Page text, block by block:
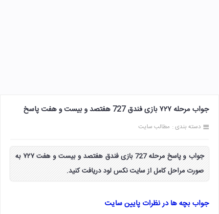
جواب مرحله ۷۲۷ بازی فندق 727 هفتصد و بیست و هفت پاسخ
دسته بندی : مطالب سایت
جواب و پاسخ مرحله 727 بازی فندق هفتصد و بیست و هفت ۷۲۷ به
صورت مراحل کامل از سایت نکس لود دریافت کنید.
جواب بچه ها در نظرات پایین سایت